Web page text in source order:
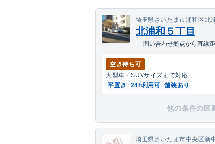
埼玉県さいたま市浦和区北
北浦和５丁目
問い合わせ拠点から直線
空き待ち可
大型車・SUVサイズまで対応
平置き
24h利用可 舗装あり
他の条件の区
埼玉県さいたま市中央区新